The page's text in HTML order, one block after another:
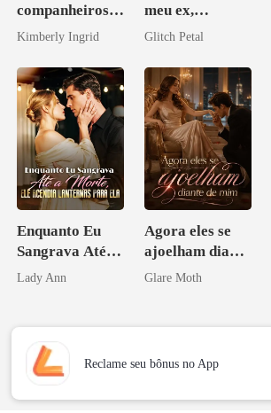
companheiros
do professor
Kimberly Ingrid
meu ex,
desejada pelo
Glitch Petal
Enquanto Eu
Sangrava Até a
Morte, Ele
Ela
Lady Ann
Agora eles se
ajoelham diante
de mim
Glare Moth
Reclame seu bônus no App